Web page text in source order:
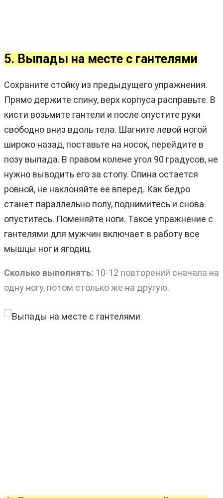
5. Выпады на месте с гантелями
Сохраните стойку из предыдущего упражнения.
Прямо держите спину, верх корпуса расправьте. В
кисти возьмите гантели и после опустите руки
свободно вниз вдоль тела. Шагните левой ногой
широко назад, поставьте на носок, перейдите в
позу выпада. В правом колене угол 90 градусов, не
нужно выводить его за стопу. Спина остается
ровной, не наклоняйте ее вперед. Как бедро
станет параллельно полу, поднимитесь и снова
опуститесь. Поменяйте ноги. Такое упражнение с
гантелями для мужчин включает в работу все
мышцы ног и ягодиц.
Сколько выполнять: 10-12 повторений сначала на
одну ногу, потом столько же на другую.